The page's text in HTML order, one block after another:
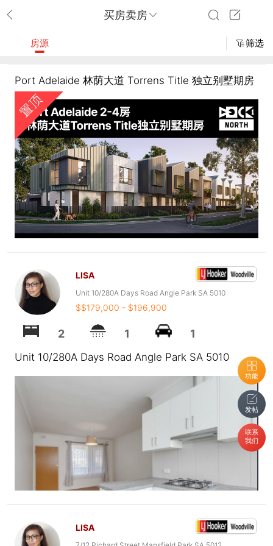
买房卖房
功能
发帖
联系
我们
房源 筛选
Port Adelaide 林荫大道 Torrens Title 独立别墅期房
LISA
Unit 10/280A Days Road Angle Park SA 5010
$$179,000 - $196,900
2 1 1
Unit 10/280A Days Road Angle Park SA 5010
LISA